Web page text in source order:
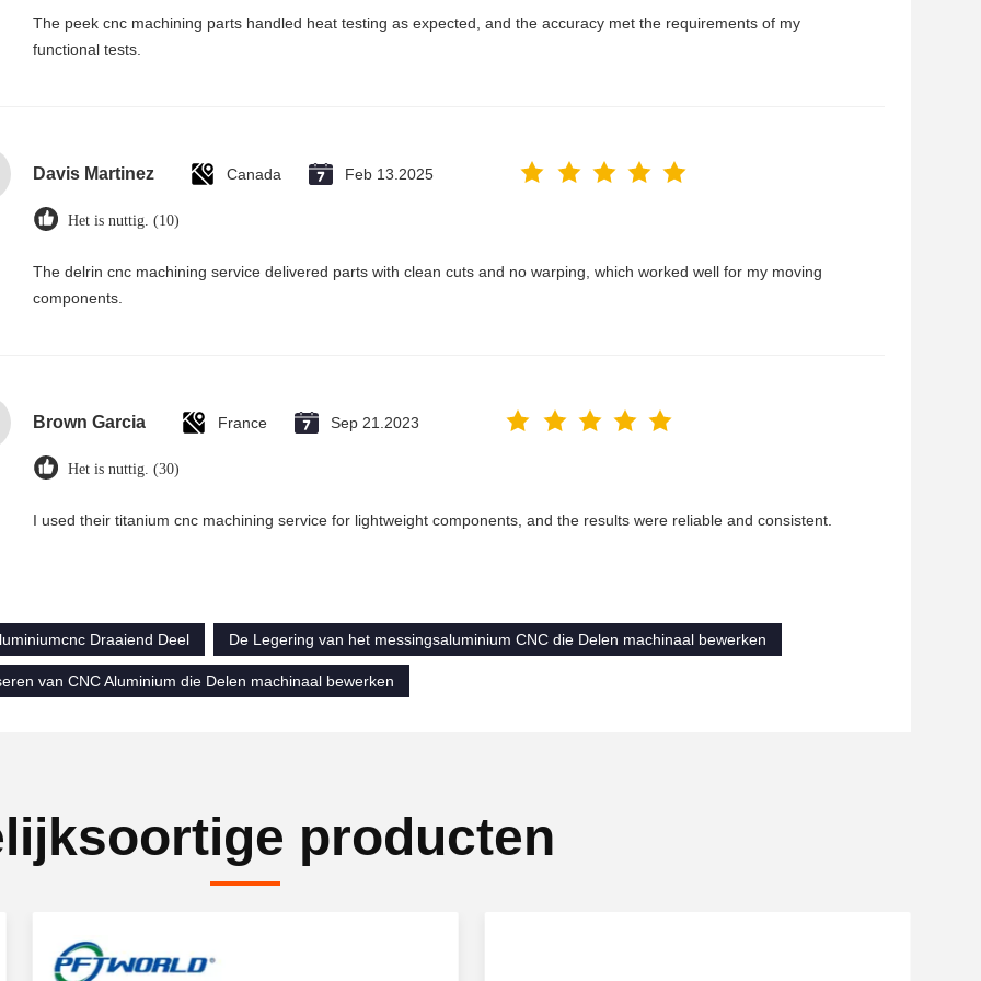
The peek cnc machining parts handled heat testing as expected, and the accuracy met the requirements of my
functional tests.
Davis Martinez Canada Feb 13.2025
Het is nuttig. (10)
The delrin cnc machining service delivered parts with clean cuts and no warping, which worked well for my moving
components.
Brown Garcia France Sep 21.2023
Het is nuttig. (30)
I used their titanium cnc machining service for lightweight components, and the results were reliable and consistent.
Draaiend Deel De Legering van het messingsaluminium CNC die Delen machinaal bewerken
van CNC Aluminium die Delen machinaal bewerken
producten